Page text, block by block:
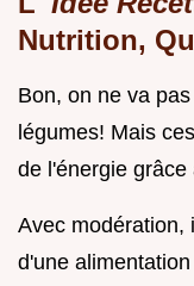
Nutrition,
Bon, on ne va
légumes! Mais
de l'énergie grâce
Avec modération,
d'une